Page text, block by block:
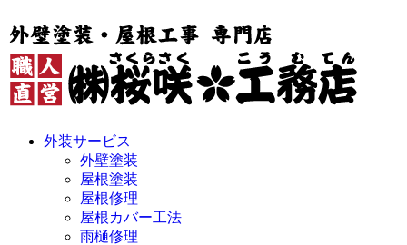
外装サービス
外壁塗装
屋根塗装
屋根修理
屋根カバー工法
雨樋修理